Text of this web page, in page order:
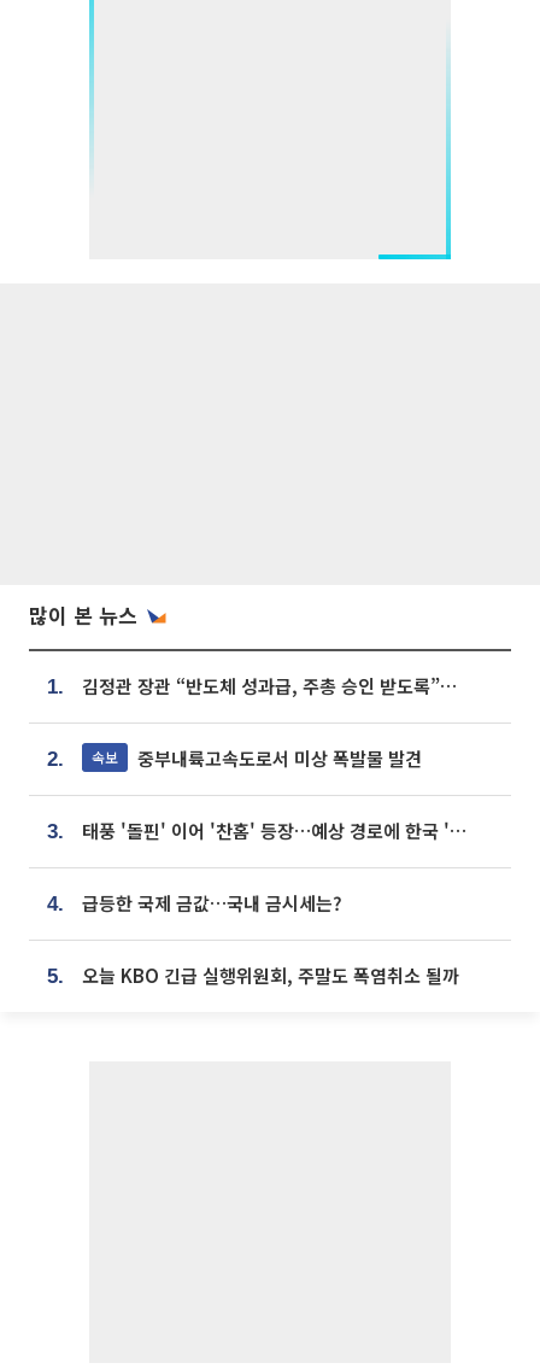
많이 본 뉴스
1. 김정관 장관 “반도체 성과급, 주총 승인 받도록”…상법·자본시장법 개정 시사
2. 속보 중부내륙고속도로서 미상 폭발물 발견
3. 태풍 '돌핀' 이어 '찬홈' 등장…예상 경로에 한국 '한숨'
4. 급등한 국제 금값…국내 금시세는?
5. 오늘 KBO 긴급 실행위원회, 주말도 폭염취소 될까